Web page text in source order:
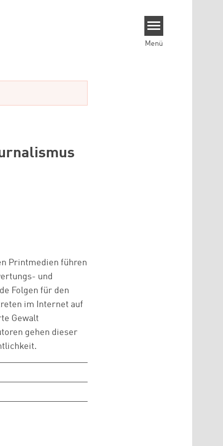
Menü
Printmedien führen
und
Folgen für den
im Internet auf
Gewalt
gehen dieser